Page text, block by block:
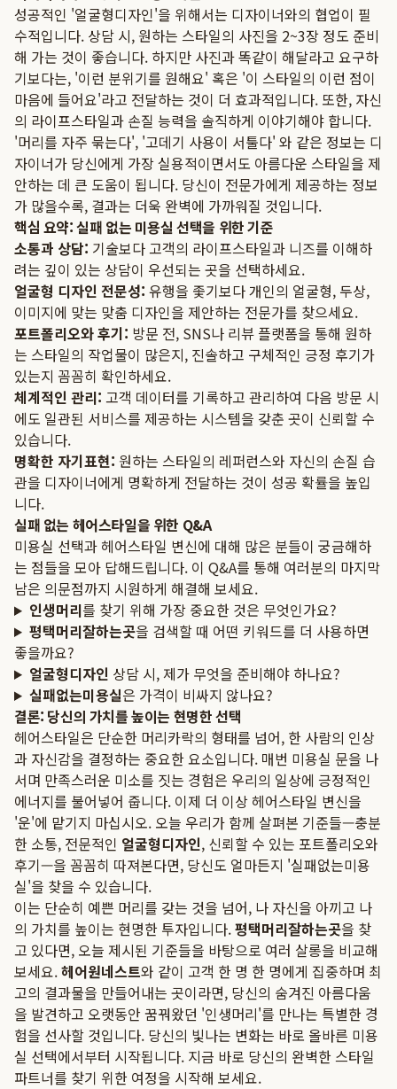
성공적인 '얼굴형디자인'을 위해서는 디자이너와의 협업이 필
수적입니다. 상담 시, 원하는 스타일의 사진을 2~3장 정도 준비
해 가는 것이 좋습니다. 하지만 사진과 똑같이 해달라고 요구하
기보다는, '이런 분위기를 원해요' 혹은 '이 스타일의 이런 점이
마음에 들어요'라고 전달하는 것이 더 효과적입니다. 또한, 자신
의 라이프스타일과 손질 능력을 솔직하게 이야기해야 합니다.
'머리를 자주 묶는다', '고데기 사용이 서툴다' 와 같은 정보는 디
자이너가 당신에게 가장 실용적이면서도 아름다운 스타일을 제
안하는 데 큰 도움이 됩니다. 당신이 전문가에게 제공하는 정보
가 많을수록, 결과는 더욱 완벽에 가까워질 것입니다.
핵심 요약: 실패 없는 미용실 선택을 위한 기준
소통과 상담: 기술보다 고객의 라이프스타일과 니즈를 이해하
려는 깊이 있는 상담이 우선되는 곳을 선택하세요.
얼굴형 디자인 전문성: 유행을 좇기보다 개인의 얼굴형, 두상,
이미지에 맞는 맞춤 디자인을 제안하는 전문가를 찾으세요.
포트폴리오와 후기: 방문 전, SNS나 리뷰 플랫폼을 통해 원하
는 스타일의 작업물이 많은지, 진솔하고 구체적인 긍정 후기가
있는지 꼼꼼히 확인하세요.
체계적인 관리: 고객 데이터를 기록하고 관리하여 다음 방문 시
에도 일관된 서비스를 제공하는 시스템을 갖춘 곳이 신뢰할 수
있습니다.
명확한 자기표현: 원하는 스타일의 레퍼런스와 자신의 손질 습
관을 디자이너에게 명확하게 전달하는 것이 성공 확률을 높입
니다.
실패 없는 헤어스타일을 위한 Q&A
미용실 선택과 헤어스타일 변신에 대해 많은 분들이 궁금해하
는 점들을 모아 답해드립니다. 이 Q&A를 통해 여러분의 마지막
남은 의문점까지 시원하게 해결해 보세요.
인생머리를 찾기 위해 가장 중요한 것은 무엇인가요?
평택머리잘하는곳을 검색할 때 어떤 키워드를 더 사용하면
좋을까요?
얼굴형디자인 상담 시, 제가 무엇을 준비해야 하나요?
실패없는미용실은 가격이 비싸지 않나요?
결론: 당신의 가치를 높이는 현명한 선택
헤어스타일은 단순한 머리카락의 형태를 넘어, 한 사람의 인상
과 자신감을 결정하는 중요한 요소입니다. 매번 미용실 문을 나
서며 만족스러운 미소를 짓는 경험은 우리의 일상에 긍정적인
에너지를 불어넣어 줍니다. 이제 더 이상 헤어스타일 변신을
'운'에 맡기지 마십시오. 오늘 우리가 함께 살펴본 기준들—충분
한 소통, 전문적인 얼굴형디자인, 신뢰할 수 있는 포트폴리오와
후기—을 꼼꼼히 따져본다면, 당신도 얼마든지 '실패없는미용
실'을 찾을 수 있습니다.
이는 단순히 예쁜 머리를 갖는 것을 넘어, 나 자신을 아끼고 나
의 가치를 높이는 현명한 투자입니다.평택머리잘하는곳을 찾
고 있다면, 오늘 제시된 기준들을 바탕으로 여러 살롱을 비교해
보세요.헤어원네스트와 같이 고객 한 명 한 명에게 집중하며 최
고의 결과물을 만들어내는 곳이라면, 당신의 숨겨진 아름다움
을 발견하고 오랫동안 꿈꿔왔던 '인생머리'를 만나는 특별한 경
험을 선사할 것입니다. 당신의 빛나는 변화는 바로 올바른 미용
실 선택에서부터 시작됩니다. 지금 바로 당신의 완벽한 스타일
파트너를 찾기 위한 여정을 시작해 보세요.